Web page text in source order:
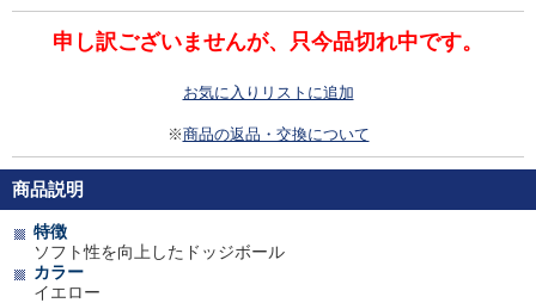
申し訳ございませんが、只今品切れ中です。
お気に入りリストに追加
※商品の返品・交換について
商品説明
特徴
ソフト性を向上したドッジボール
カラー
イエロー